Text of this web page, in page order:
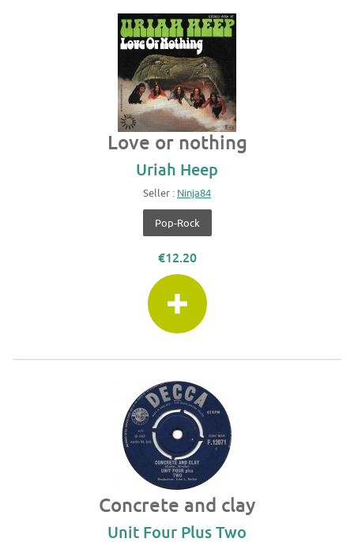
Love or nothing
Uriah Heep
Seller : Ninja84
Pop-Rock
€12.20
Concrete and clay
Unit Four Plus Two